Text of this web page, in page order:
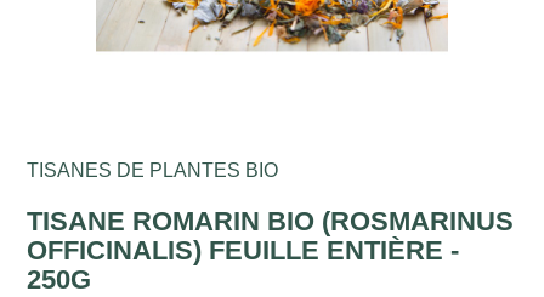
TISANES DE PLANTES BIO
TISANE ROMARIN BIO (ROSMARINUS
OFFICINALIS) FEUILLE ENTIÈRE -
250G